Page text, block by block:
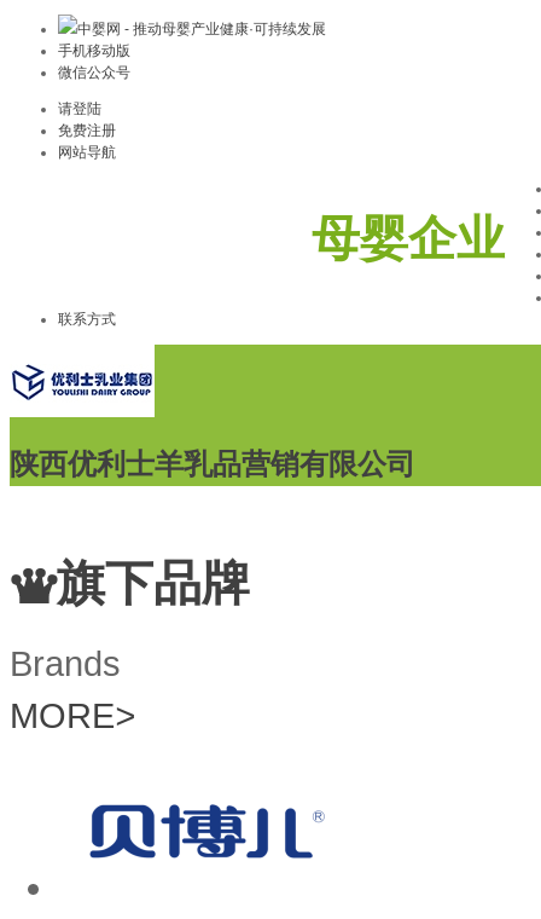
中婴网 - 推动母婴产业健康·可持续发展
手机移动版
微信公众号
请登陆
免费注册
网站导航
母婴企业
联系方式
陕西优利士羊乳品营销有限公司
旗下品牌
Brands
MORE>